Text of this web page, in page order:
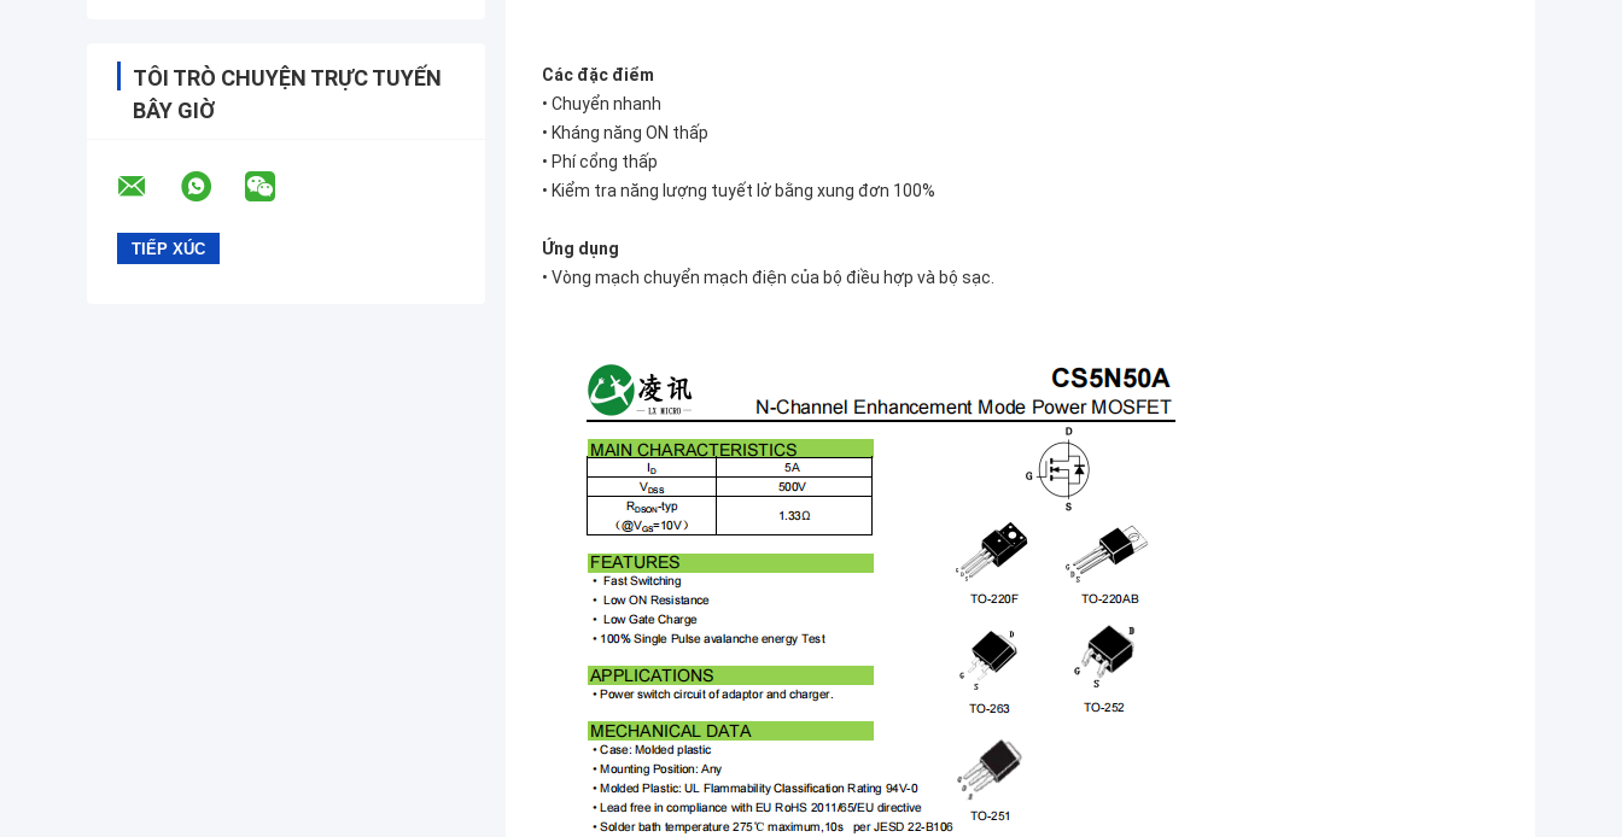
TÔI TRÒ CHUYỆN TRỰC TUYẾN
BÂY GIỜ
Các đặc điểm
• Chuyển nhanh
• Kháng năng ON thấp
• Phí cổng thấp
• Kiểm tra năng lượng tuyết lở bằng xung đơn 100%
Ứng dụng
• Vòng mạch chuyển mạch điện của bộ điều hợp và bộ sạc.